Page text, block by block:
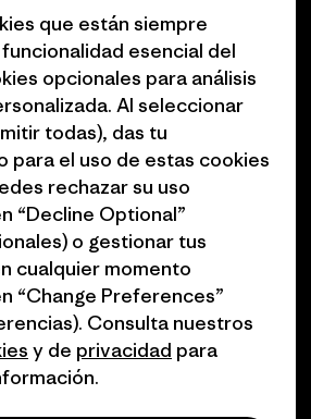
Empleo
Prensa
Programa para profesionales
del sector
Programa de afiliados
Mapa del sitio Patagonia
España
los derechos reservados.
que están siempre
esencial del
opcionales para análisis
Al seleccionar
todas), das tu
para el uso de estas cookies
rechazar su uso
“Decline Optional”
o gestionar tus
cualquier momento
“Change Preferences”
Consulta nuestros
y de privacidad para